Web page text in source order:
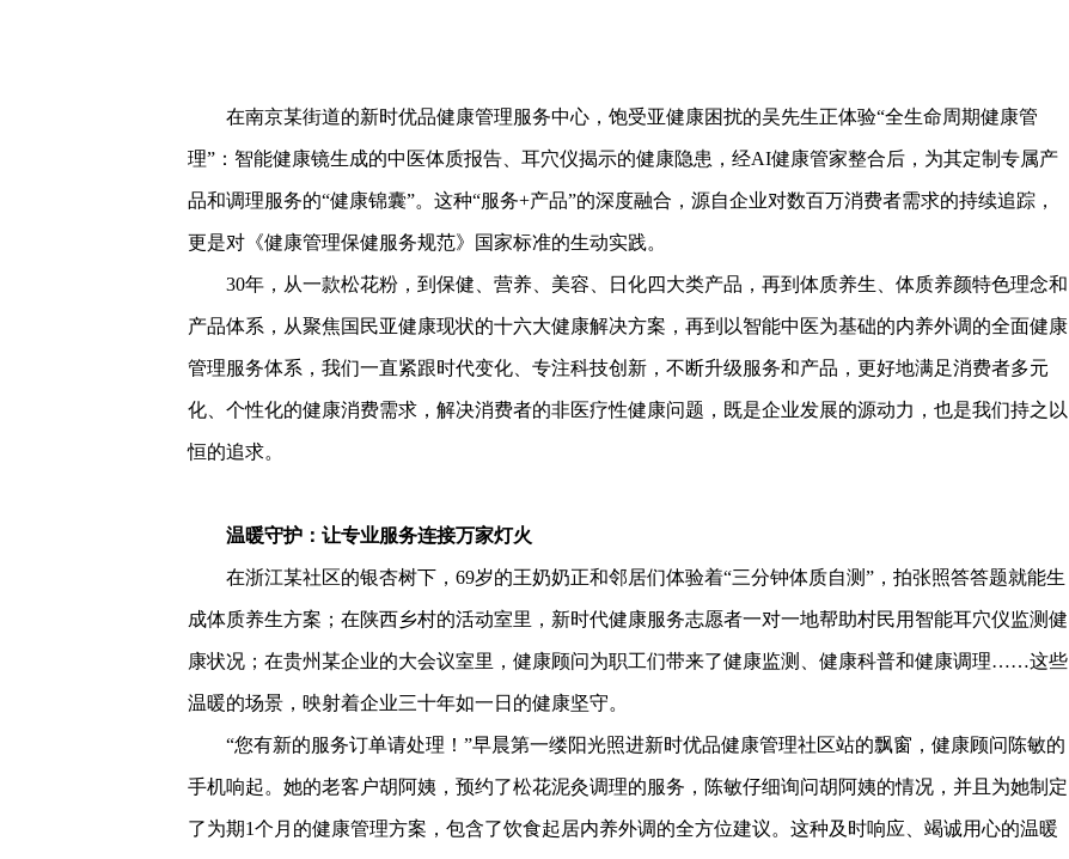
在南京某街道的新时优品健康管理服务中心，饱受亚健康困扰的吴先生正体验“全生命周期健康管
理”：智能健康镜生成的中医体质报告、耳穴仪揭示的健康隐患，经AI健康管家整合后，为其定制专属产
品和调理服务的“健康锦囊”。这种“服务+产品”的深度融合，源自企业对数百万消费者需求的持续追踪，
更是对《健康管理保健服务规范》国家标准的生动实践。
30年，从一款松花粉，到保健、营养、美容、日化四大类产品，再到体质养生、体质养颜特色理念和
产品体系，从聚焦国民亚健康现状的十六大健康解决方案，再到以智能中医为基础的内养外调的全面健康
管理服务体系，我们一直紧跟时代变化、专注科技创新，不断升级服务和产品，更好地满足消费者多元
化、个性化的健康消费需求，解决消费者的非医疗性健康问题，既是企业发展的源动力，也是我们持之以
恒的追求。
温暖守护：让专业服务连接万家灯火
在浙江某社区的银杏树下，69岁的王奶奶正和邻居们体验着“三分钟体质自测”，拍张照答答题就能生
成体质养生方案；在陕西乡村的活动室里，新时代健康服务志愿者一对一地帮助村民用智能耳穴仪监测健
康状况；在贵州某企业的大会议室里，健康顾问为职工们带来了健康监测、健康科普和健康调理……这些
温暖的场景，映射着企业三十年如一日的健康坚守。
“您有新的服务订单请处理！”早晨第一缕阳光照进新时优品健康管理社区站的飘窗，健康顾问陈敏的
手机响起。她的老客户胡阿姨，预约了松花泥灸调理的服务，陈敏仔细询问胡阿姨的情况，并且为她制定
了为期1个月的健康管理方案，包含了饮食起居内养外调的全方位建议。这种及时响应、竭诚用心的温暖